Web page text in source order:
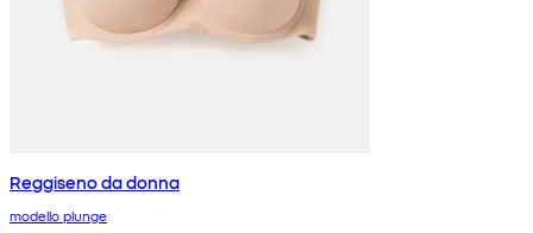
Reggiseno da donna
modello plunge